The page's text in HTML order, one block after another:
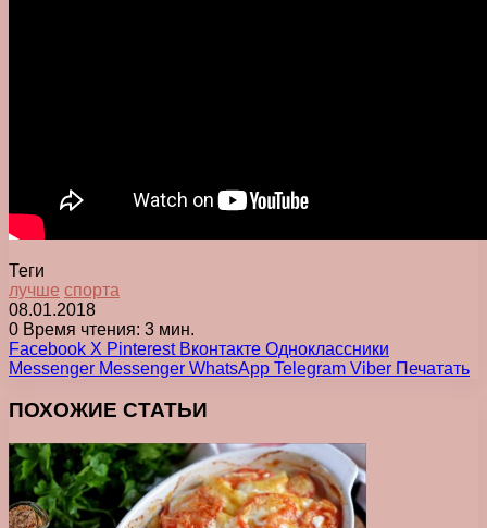
Теги
лучше спорта
08.01.2018
0 Время чтения: 3 мин.
Facebook X Pinterest Вконтакте Одноклассники
Messenger Messenger WhatsApp Telegram Viber Печатать
ПОХОЖИЕ СТАТЬИ